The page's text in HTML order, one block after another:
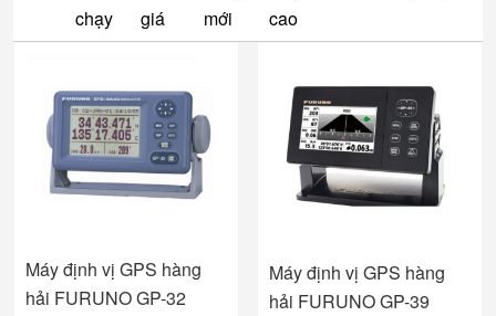
chạy
giá
mới
cao
Máy định vị GPS hàng
hải FURUNO GP-32
Máy định vị GPS hàng
hải FURUNO GP-39